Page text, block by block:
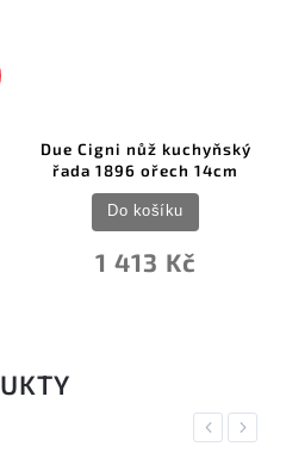
Due Cigni nůž kuchyňský
řada 1896 ořech 14cm
1 413 Kč
Do košíku
Previous
Next